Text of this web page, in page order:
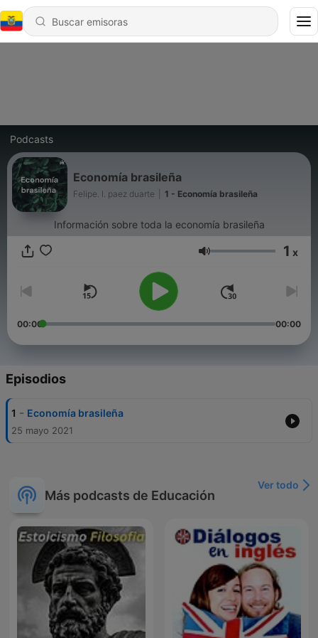
Podcasts
Economía brasileña
Felipe. l. paez duarte 1 - Economía brasileña
Información sobre toda la economía brasileña
Volumen 1 x
00:00 00:00
Episodios
1 - Economía brasileña
25 mayo 2021
Más podcasts de Educación
Ver todo